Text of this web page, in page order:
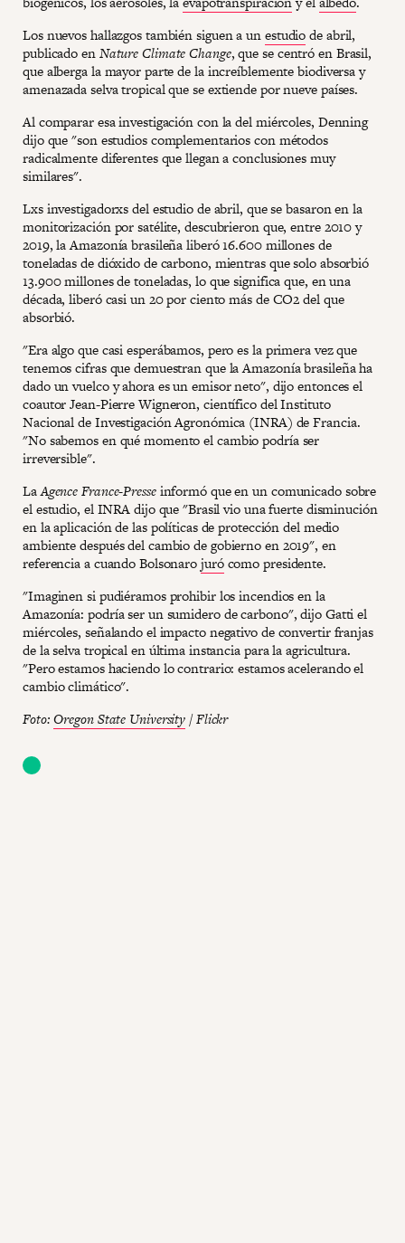
Los nuevos hallazgos también siguen a unestudiode abril,
publicado enNature Climate Change, que se centró en Brasil,
que alberga la mayor parte de la increíblemente biodiversa y
amenazada selva tropical que se extiende por nueve países.
Al comparar esa investigación con la del miércoles, Denning
dijo que "son estudios complementarios con métodos
radicalmente diferentes que llegan a conclusiones muy
similares".
Lxs investigadorxs del estudio de abril, que se basaron en la
monitorización por satélite, descubrieron que, entre 2010 y
2019, la Amazonía brasileña liberó 16.600 millones de
toneladas de dióxido de carbono, mientras que solo absorbió
13.900 millones de toneladas, lo que significa que, en una
década, liberó casi un 20 por ciento más de CO2 del que
absorbió.
"Era algo que casi esperábamos, pero es la primera vez que
tenemos cifras que demuestran que la Amazonía brasileña ha
dado un vuelco y ahora es un emisor neto", dijo entonces el
coautor Jean-Pierre Wigneron, científico del Instituto
Nacional de Investigación Agronómica (INRA) de Francia.
"No sabemos en qué momento el cambio podría ser
irreversible".
LaAgence France-Presseinformó que en un comunicado sobre
el estudio, el INRA dijo que "Brasil vio una fuerte disminución
en la aplicación de las políticas de protección del medio
ambiente después del cambio de gobierno en 2019", en
referencia a cuando Bolsonarojurócomo presidente.
"Imaginen si pudiéramos prohibir los incendios en la
Amazonía: podría ser un sumidero de carbono", dijo Gatti el
miércoles, señalando el impacto negativo de convertir franjas
de la selva tropical en última instancia para la agricultura.
"Pero estamos haciendo lo contrario: estamos acelerando el
cambio climático".
Foto:Oregon State University / Flickr